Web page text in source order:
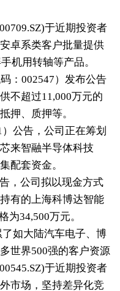
于近期投资者
卓系类客户批量提供
机用转轴等产品。
002547）发布公告
不超过11,000万元的
押、质押等。
公告，公司正在筹划
来智融半导体科技
配套资金。
，公司拟以现金方式
有的上海科博达智能
为34,500万元。
如大陆汽车电子、博
世界500强的客户资源
于近期投资者
市场，坚持差异化竞